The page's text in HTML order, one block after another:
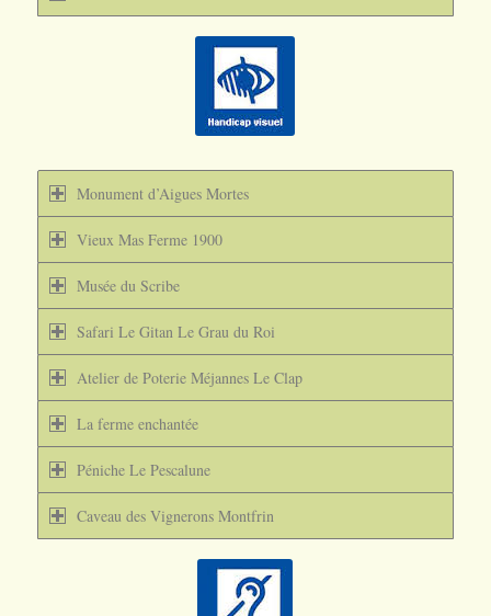
Monument d’Aigues Mortes
Vieux Mas Ferme 1900
Musée du Scribe
Safari Le Gitan Le Grau du Roi
Atelier de Poterie Méjannes Le Clap
La ferme enchantée
Péniche Le Pescalune
Caveau des Vignerons Montfrin